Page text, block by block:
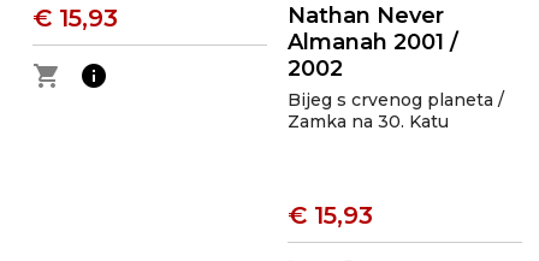
€ 15,93
shopping_cart
info
Nathan Never
Almanah 2001 /
2002
Bijeg s crvenog planeta /
Zamka na 30. Katu
€ 15,93